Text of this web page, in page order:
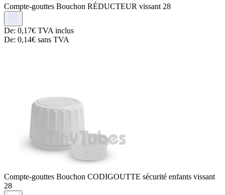
Compte-gouttes Bouchon RÉDUCTEUR vissant 28
De: 0,17€ TVA inclus
De: 0,14€ sans TVA
Compte-gouttes Bouchon CODIGOUTTE sécurité enfants vissant
28